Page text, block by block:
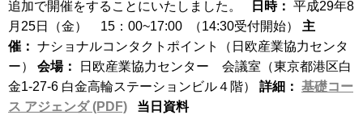
追加で開催をすることにいたしました。
日時： 平成29年8
月25日（金） 15：00~17:00 （14:30受付開始） 主
催： ナショナルコンタクトポイント（日欧産業協力センタ
ー） 会場：
日欧産業協力センター 会議室（東京都港区白
金1-27-6 白金高輪ステーションビル４階） 詳細： 基礎コー
ス アジェンダ (PDF)
当日資料